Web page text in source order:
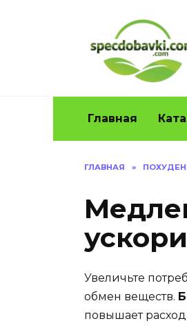
Главная
ГЛАВНАЯ »
Увеличьте
обмен веществ.
повышает